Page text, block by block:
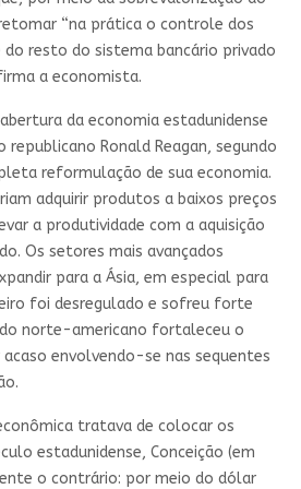
“na prática o controle dos
do resto do sistema bancário privado
a economista.
da economia estadunidense
republicano Ronald Reagan, segundo
reformulação de sua economia.
adquirir produtos a baixos preços
a produtividade com a aquisição
Os setores mais avançados
para a Ásia, em especial para
foi desregulado e sofreu forte
norte-americano fortaleceu o
envolvendo-se nas sequentes
tratava de colocar os
estadunidense, Conceição (em
o contrário: por meio do dólar